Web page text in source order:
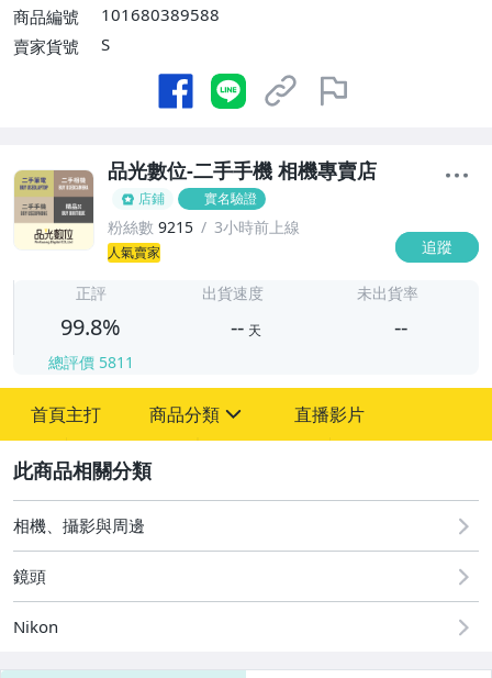
商品編號
101680389588
賣家貨號
S
品光數位-二手手機 相機專賣店
店鋪 實名驗證
粉絲數 9215 3小時前上線
人氣賣家 追蹤
-
正評
99.8%
總評價 5811
出貨速度
-- 天
未出貨率
--
首頁主打 商品分類 直播影片
相機、攝影與周邊
鏡頭
Nikon